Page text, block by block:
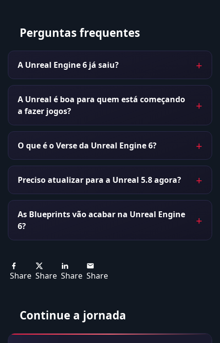
Perguntas frequentes
A Unreal Engine 6 já saiu?
A Unreal é boa para quem está começando
a fazer jogos?
O que é o Verse da Unreal Engine 6?
Preciso atualizar para a Unreal 5.8 agora?
As Blueprints vão acabar na Unreal Engine
6?
Share Share Share Share
Continue a jornada